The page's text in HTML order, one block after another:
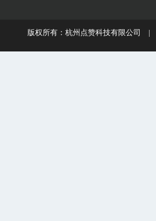
版权所有：杭州点赞科技有限公司